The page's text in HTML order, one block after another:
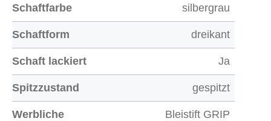
Schaftfarbe silbergrau
Schaftform dreikant
Schaft lackiert Ja
Spitzzustand gespitzt
Werbliche
Bleistift GRIP